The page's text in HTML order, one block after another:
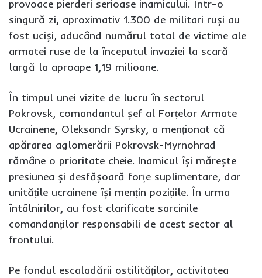
provoace pierderi serioase inamicului. Într-o
singură zi, aproximativ 1.300 de militari ruși au
fost uciși, aducând numărul total de victime ale
armatei ruse de la începutul invaziei la scară
largă la aproape 1,19 milioane.
În timpul unei vizite de lucru în sectorul
Pokrovsk, comandantul șef al Forțelor Armate
Ucrainene, Oleksandr Syrsky, a menționat că
apărarea aglomerării Pokrovsk-Myrnohrad
rămâne o prioritate cheie. Inamicul își mărește
presiunea și desfășoară forțe suplimentare, dar
unitățile ucrainene își mențin pozițiile. În urma
întâlnirilor, au fost clarificate sarcinile
comandanților responsabili de acest sector al
frontului.
Pe fondul escaladării ostilităților, activitatea